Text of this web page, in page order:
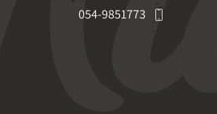
054-9851773